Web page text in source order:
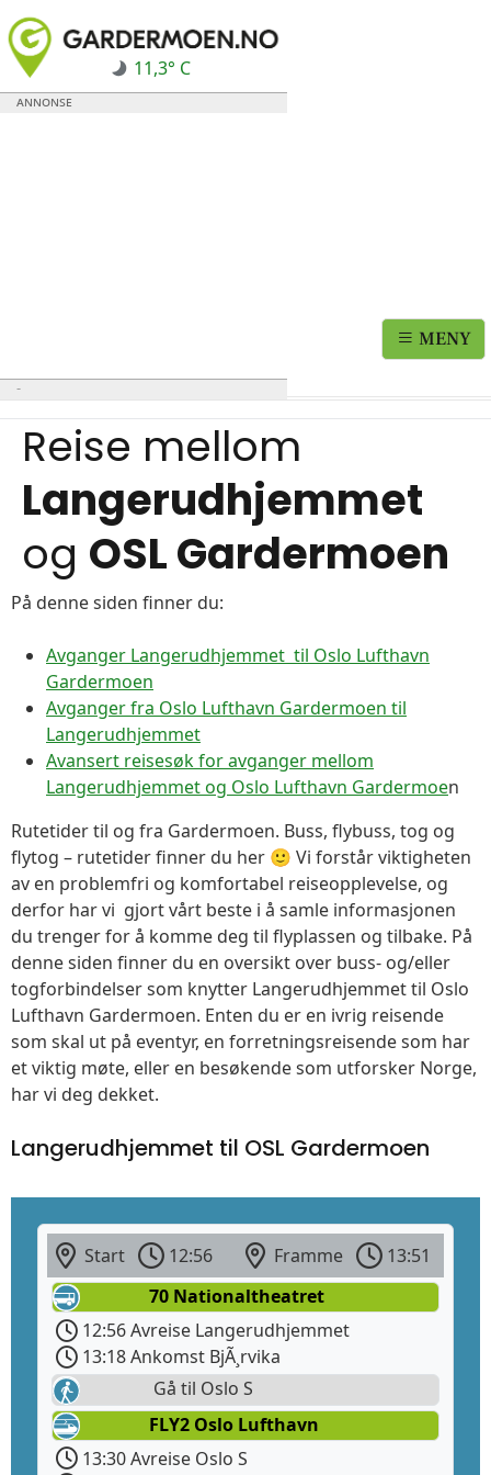
11,3° C
MENY
Reise mellom
Langerudhjemmet
og OSL Gardermoen
På denne siden finner du:
Avganger Langerudhjemmet til Oslo Lufthavn
Gardermoen
Avganger fra Oslo Lufthavn Gardermoen til
Langerudhjemmet
Avansert reisesøk for avganger mellom
Langerudhjemmet og Oslo Lufthavn Gardermoen
Rutetider til og fra Gardermoen. Buss, flybuss, tog og
flytog – rutetider finner du her 🙂 Vi forstår viktigheten
av en problemfri og komfortabel reiseopplevelse, og
derfor har vi gjort vårt beste i å samle informasjonen
du trenger for å komme deg til flyplassen og tilbake. På
denne siden finner du en oversikt over buss- og/eller
togforbindelser som knytter Langerudhjemmet til Oslo
Lufthavn Gardermoen. Enten du er en ivrig reisende
som skal ut på eventyr, en forretningsreisende som har
et viktig møte, eller en besøkende som utforsker Norge,
har vi deg dekket.
Langerudhjemmet til OSL Gardermoen
Start 12:56 Framme
13:51
70 Nationaltheatret
12:56 Avreise Langerudhjemmet
13:18 Ankomst BjÃ¸rvika
Gå til Oslo S
FLY2 Oslo Lufthavn
13:30 Avreise Oslo S